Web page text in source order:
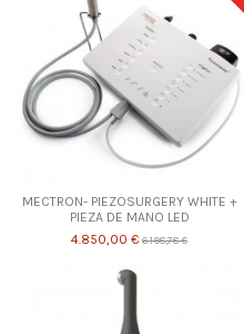
MECTRON- PIEZOSURGERY WHITE +
PIEZA DE MANO LED
4.850,00 € 6.198,78 €